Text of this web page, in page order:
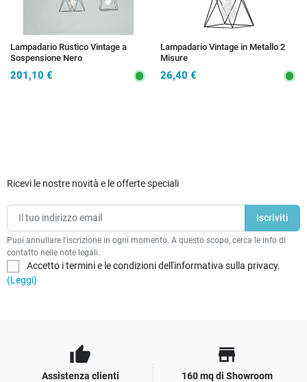
Lampadario Rustico Vintage a
Sospensione Nero
201,10 €
Lampadario Vintage in Metallo 2
Misure
26,40 €
Ricevi le nostre novità e le offerte speciali
Puoi annullare l'iscrizione in ogni momento. A questo scopo, cerca le info di
contatto nelle note legali.
Accetto i termini e le condizioni dell'informativa sulla privacy.
(Leggi)
thumb_up
Assistenza clienti
store
160 mq di Showroom